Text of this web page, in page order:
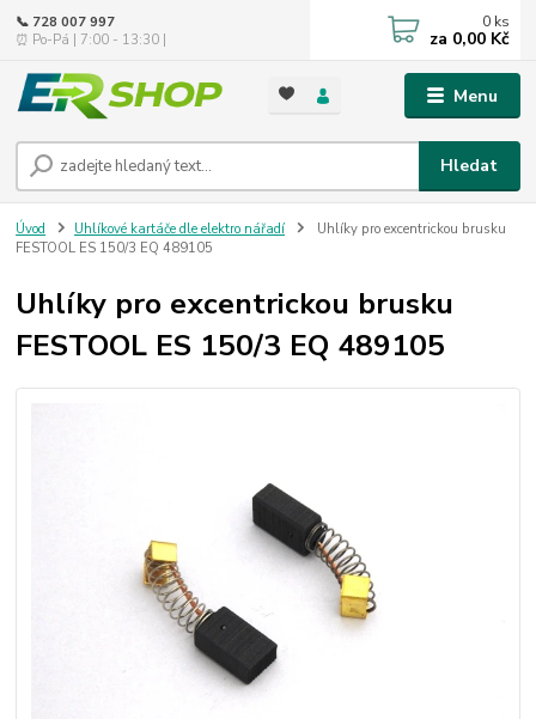
Menu
Hledat
📞 728 007 997
⏰ Po-Pá | 7:00 - 13:30 |
0 ks
za 0,00 Kč
Úvod Uhlíkové kartáče dle elektro nářadí
Uhlíky pro excentrickou brusku
FESTOOL ES 150/3 EQ 489105
Uhlíky pro excentrickou brusku
FESTOOL ES 150/3 EQ 489105